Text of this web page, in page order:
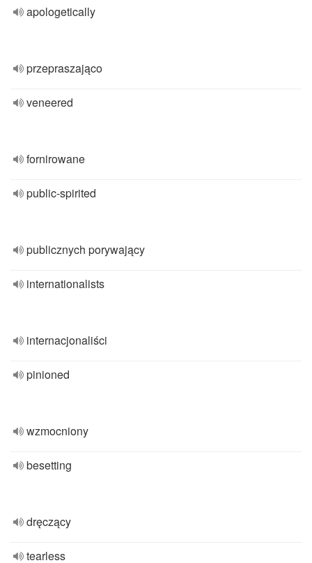
apologetically
przepraszająco
veneered
fornirowane
public-spirited
publicznych porywający
internationalists
internacjonaliści
pinioned
wzmocniony
besetting
dręczący
tearless